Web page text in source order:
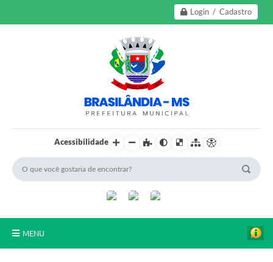
Login / Cadastro
Acessibilidade
MENU